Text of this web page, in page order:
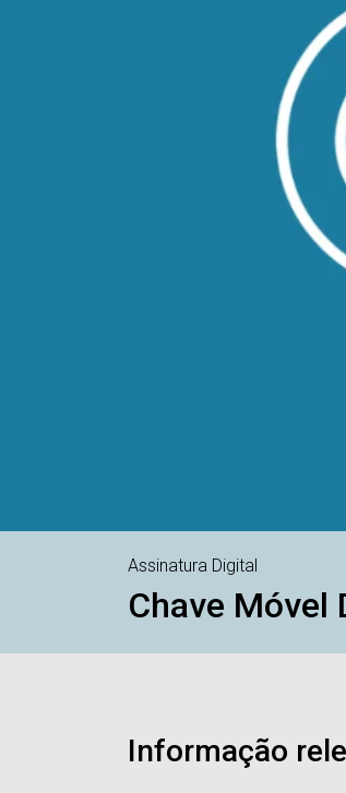
Assinatura Digital
Chave Móvel
Informação